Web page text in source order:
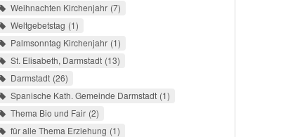
Weihnachten Kirchenjahr 7
Weltgebetstag 1
Palmsonntag Kirchenjahr 1
St. Elisabeth, Darmstadt 13
Darmstadt 26
Spanische Kath. Gemeinde Darmstadt 1
Thema Bio und Fair 2
für alle Thema Erziehung 1